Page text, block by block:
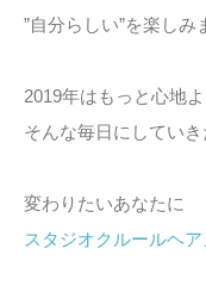
”自分らしい”を楽しみ
2019年はもっと心地
そんな毎日にしてい
変わりたいあなたに
スタジオクルールヘ